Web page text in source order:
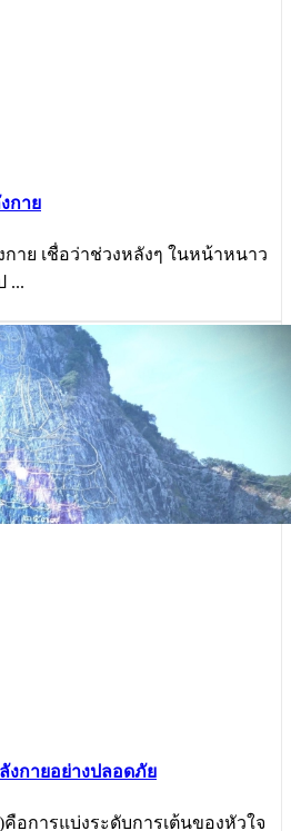
กาย
กาย เชื่อว่าช่วงหลังๆ ในหน้าหนาว
...
งกายอย่างปลอดภัย
คือการแบ่งระดับการเต้นของหัวใจ